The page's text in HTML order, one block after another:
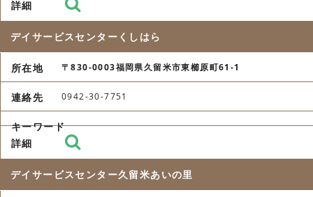
デイサービスセンターくしはら
〒830-0003福岡県久留米市東櫛原町61-1
0942-30-7751
デイサービスセンター久留米あいの里